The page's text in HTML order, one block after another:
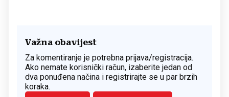
Važna obavijest
Za komentiranje je potrebna prijava/registracija.
Ako nemate korisnički račun, izaberite jedan od
dva ponuđena načina i registrirajte se u par brzih
koraka.